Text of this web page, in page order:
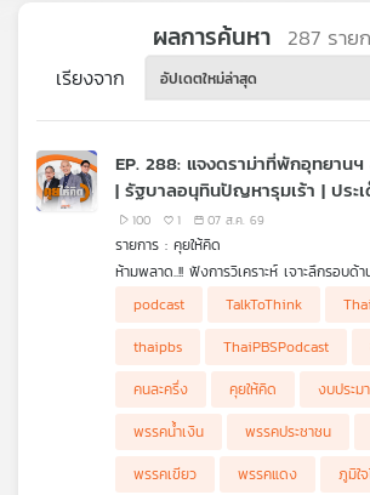
เพล
สต์
ผลการค้นหา 287 ราย
เรียงจาก อัปเดตใหม่ล่าสุด
EP. 288: แจงดราม่าที่พักอุทยาน
| รัฐบาลอนุทินปัญหารุมเร้า | ประเ
ขัดแย้ง ภท.-พท.
100 1 07 ส.ค. 69
รายการ : คุยให้คิด
ห้ามพลาด..!! ฟังการวิเคราะห์ เจาะลึกรอบด้
ข่าวร้อน
• ประเด็นที่จะทำให้ "ภท.-พท." ขัดแย้งกันมีอ
• "เงินนอกงบประมาณ" ควรต้องมีใครตรวจ
• รัฐบาลอนุทินลำบาก สารพัดปัญหารุมเร้า
• อาจารย์วีระชี้แจงดราม่า "ปมเข้าพักในอุทย
• "ไทยช่วยไทยพลัส" จะมีต่อหรือไม่ แล้วจะมี
• ครม. มีมติตั้ง "ผกก. หนุ่ย" อดีตตำรวจอา
podcast TalkToThink
thaipbs
ThaiPBSPodcast
คนละครึ่ง
คุยให้คิด
งบประ
พรรคน้ำเงิน
พรรคประชาชน
พรรคเขียว
พรรคแดง
ภูมิใ